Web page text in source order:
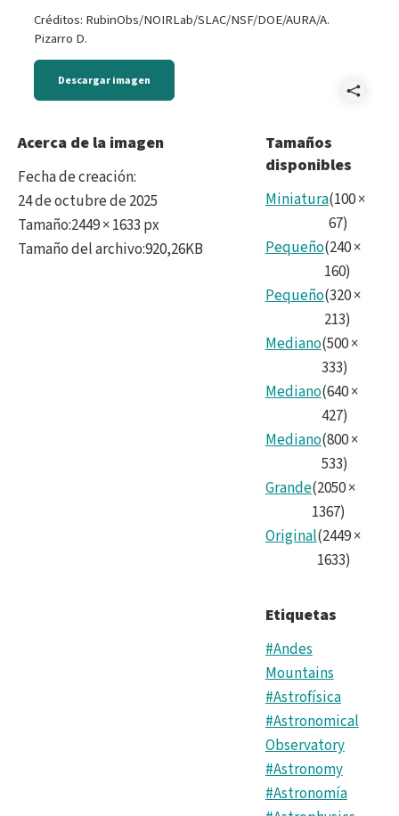
Créditos: RubinObs/NOIRLab/SLAC/NSF/DOE/AURA/A.
Pizarro D.
Descargar imagen
Aura
Las
Acerca de la imagen
Fecha de creación:
24 de octubre de 2025
Tamaño:2449 × 1633 px
Tamaño del archivo:920,26KB
Tamaños
disponibles
Miniatura(100×
67)
Pequeño(240×
160)
Pequeño(320×
213)
Mediano(500×
333)
Mediano(640×
427)
Mediano(800×
533)
Grande(2050×
1367)
Original(2449×
1633)
Etiquetas
#Andes
Mountains
#Astrofísica
#Astronomical
Observatory
#Astronomy
#Astronomía